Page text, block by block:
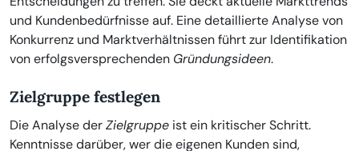
und Kundenbedürfnisse auf. Eine detaillierte Analyse von
Konkurrenz und Marktverhältnissen führt zur Identifikation
von erfolgsversprechenden Gründungsideen.
Zielgruppe festlegen
Die Analyse derZielgruppe ist ein kritischer Schritt.
Kenntnisse darüber, wer die eigenen Kunden sind,